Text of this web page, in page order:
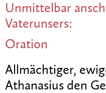
Unmittelbar
Vaterunsers:
Oration
Allmächtiger,
Athanasius den